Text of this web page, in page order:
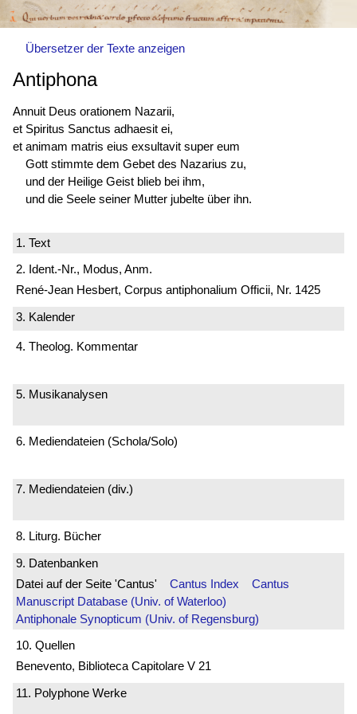
Übersetzer der Texte anzeigen
Antiphona
Annuit Deus orationem Nazarii,
et Spiritus Sanctus adhaesit ei,
et animam matris eius exsultavit super eum
Gott stimmte dem Gebet des Nazarius zu,
und der Heilige Geist blieb bei ihm,
und die Seele seiner Mutter jubelte über ihn.
1. Text
2. Ident.-Nr., Modus, Anm.
René-Jean Hesbert, Corpus antiphonalium Officii, Nr. 1425
3. Kalender
4. Theolog. Kommentar
5. Musikanalysen
6. Mediendateien (Schola/Solo)
7. Mediendateien (div.)
8. Liturg. Bücher
9. Datenbanken
Datei auf der Seite 'Cantus' Cantus Index
Cantus
Manuscript Database (Univ. of Waterloo)
Antiphonale Synopticum (Univ. of Regensburg)
10. Quellen
Benevento, Biblioteca Capitolare V 21
11. Polyphone Werke